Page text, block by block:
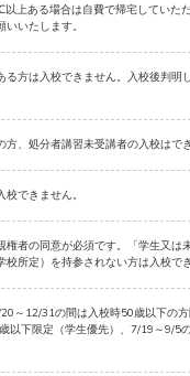
上ある場合は自費で帰宅していた
いたします。
る方は入校できません。入校後判明
、処分者講習未受講者の入校はでき
できません。
権者の同意が必須です。「学生又は
所定）を持参されない方は入校でき
～12/31の間は入校時50歳以下の
以下限定（学生優先）、7/19～9/5